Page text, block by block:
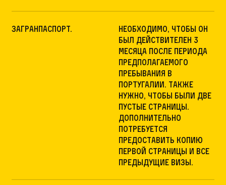
Загранпаспорт.
Необходимо, чтобы он
был действителен 3
месяца после периода
предполагаемого
пребывания в
Португалии. Также
нужно, чтобы были две
пустые страницы.
Дополнительно
потребуется
предоставить копию
первой страницы и все
предыдущие визы.